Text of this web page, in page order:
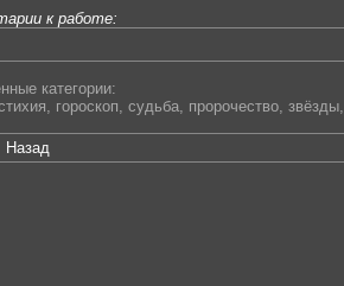
к работе:
категории:
, гороскоп, судьба, пророчество, звёзды,
Назад